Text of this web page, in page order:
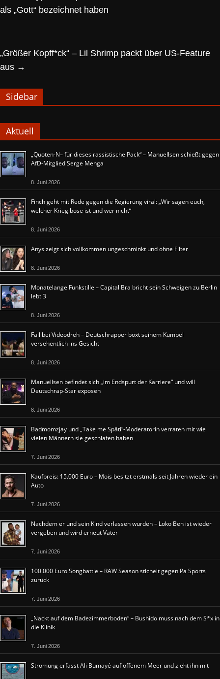
als „Gott“ bezeichnet haben
„Größer Kopff*ck“ – Lil Shrimp packt über US-Feature
aus →
Sidebar
Aktuell
„Quoten-N– für dieses rassistische Pack“ – Manuellsen schießt gegen
AfD-Mitglied Serge Menga
8. Juni 2026
Finch geht mit Rede gegen die Regierung viral: „Wir sagen euch,
welcher Krieg böse ist und wer nicht“
8. Juni 2026
Anys zeigt sich vollkommen ungeschminkt und ohne Filter
8. Juni 2026
Monatelange Funkstille – Capital Bra bricht sein Schweigen zu Berlin
lebt 3
8. Juni 2026
Fail bei Videodreh – Deutschrapper boxt seinem Kumpel
versehentlich ins Gesicht
8. Juni 2026
Manuellsen befindet sich „im Endspurt der Karriere“ und will
Deutschrap-Star exposen
8. Juni 2026
Badmomzjay und „Take me Späti“-Moderatorin verraten mit wie
vielen Männern sie geschlafen haben
7. Juni 2026
Kaufpreis: 15.000 Euro – Mois besitzt erstmals seit Jahren wieder ein
Auto
7. Juni 2026
Nachdem er und sein Kind verlassen wurden – Loko Ben ist wieder
vergeben und wird erneut Vater
7. Juni 2026
100.000 Euro Songbattle – RAW Season stichelt gegen Pa Sports
zurück
7. Juni 2026
„Nackt auf dem Badezimmerboden“ – Bushido muss nach dem S*x in
die Klinik
7. Juni 2026
Strömung erfasst Ali Bumayé auf offenem Meer und zieht ihn mit